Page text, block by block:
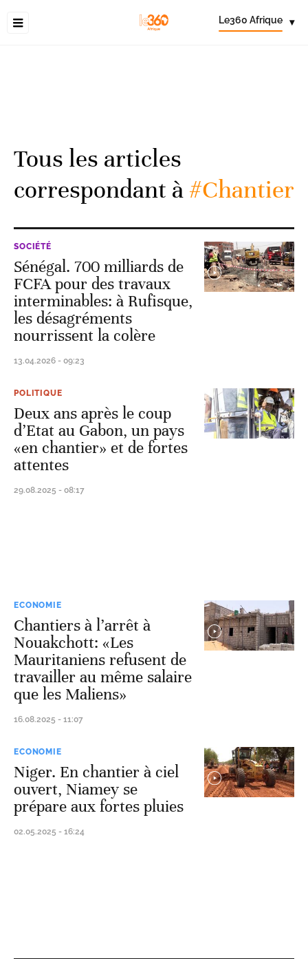
Le360 Afrique ▾
Tous les articles
correspondant à#Chantier
SOCIÉTÉ
Sénégal. 700 milliards de
FCFA pour des travaux
interminables: à Rufisque,
les désagréments
nourrissent la colère
13.04.2026 - 09:23
POLITIQUE
Deux ans après le coup
d’Etat au Gabon, un pays
«en chantier» et de fortes
attentes
29.08.2025 - 08:17
ECONOMIE
Chantiers à l’arrêt à
Nouakchott: «Les
Mauritaniens refusent de
travailler au même salaire
que les Maliens»
16.08.2025 - 11:07
ECONOMIE
Niger. En chantier à ciel
ouvert, Niamey se
prépare aux fortes pluies
02.05.2025 - 16:24